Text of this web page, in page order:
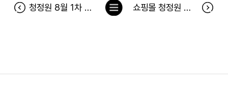
청정원 8월 1차 프렌즈 쿠킹클래스 당첨자 쇼핑몰 청정원 제품 구매이벤트 - G마켓 츄앤발리프로모션 당첨자
목